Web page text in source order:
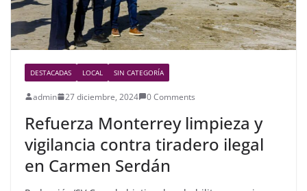
DESTACADAS LOCAL SIN CATEGORÍA
admin 27 diciembre, 2024 0 Comments
Refuerza Monterrey limpieza y
vigilancia contra tiradero ilegal
en Carmen Serdán